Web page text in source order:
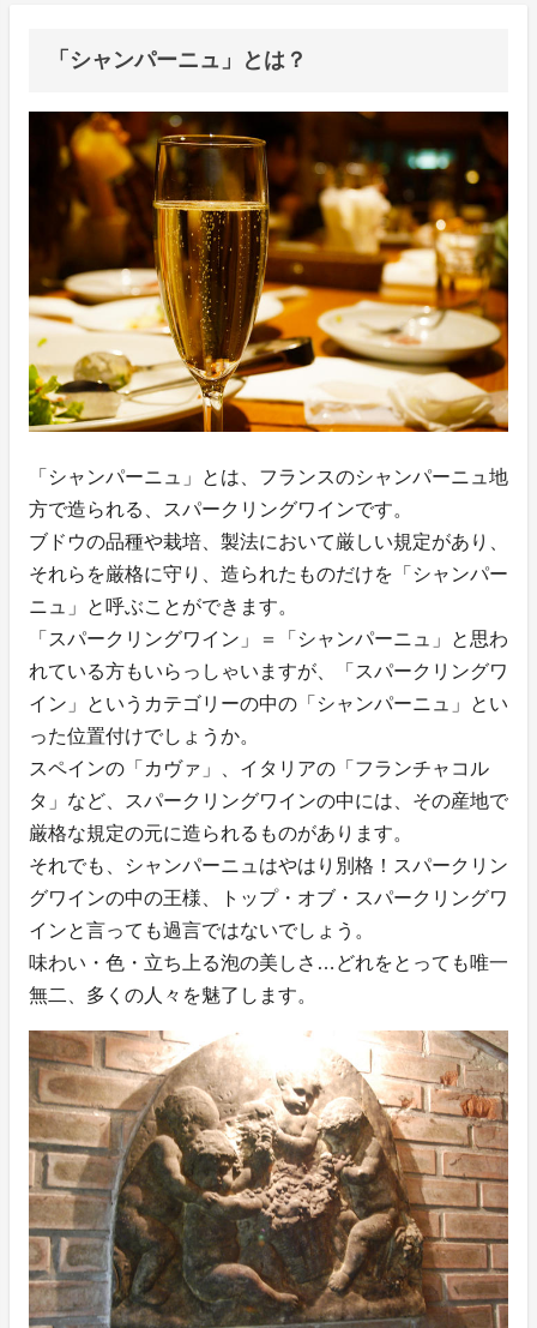
「シャンパーニュ」とは？
「シャンパーニュ」とは、フランスのシャンパーニュ地
方で造られる、スパークリングワインです。
ブドウの品種や栽培、製法において厳しい規定があり、
それらを厳格に守り、造られたものだけを「シャンパー
ニュ」と呼ぶことができます。
「スパークリングワイン」＝「シャンパーニュ」と思わ
れている方もいらっしゃいますが、「スパークリングワ
イン」というカテゴリーの中の「シャンパーニュ」とい
った位置付けでしょうか。
スペインの「カヴァ」、イタリアの「フランチャコル
タ」など、スパークリングワインの中には、その産地で
厳格な規定の元に造られるものがあります。
それでも、シャンパーニュはやはり別格！スパークリン
グワインの中の王様、トップ・オブ・スパークリングワ
インと言っても過言ではないでしょう。
味わい・色・立ち上る泡の美しさ…どれをとっても唯一
無二、多くの人々を魅了します。